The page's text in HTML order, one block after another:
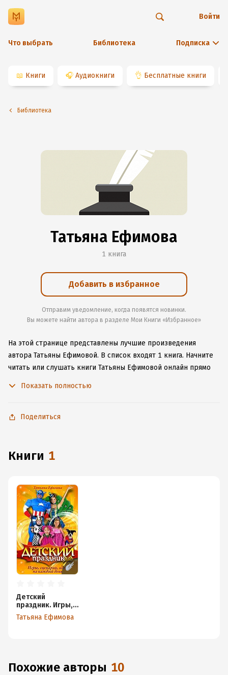
Что выбрать Библиотека Подписка
Войти
📖 Книги 🎧 Аудиокниги 👌 Бесплатные книги
Библиотека
Татьяна Ефимова
1 книга
Добавить в избранное
Отправим уведомление, когда появятся новинки.
Вы можете найти автора в разделе Мои Книги «Избранное»
На этой странице представлены лучшие произведения
автора Татьяны Ефимовой. В список входят 1 книга. Начните
читать или слушать книги Татьяны Ефимовой онлайн прямо
Показать полностью
Поделиться
книги 1
Детский
праздник. Игры,
сценарии, идеи
на каждый день
Татьяна Ефимова
Похожие авторы 10